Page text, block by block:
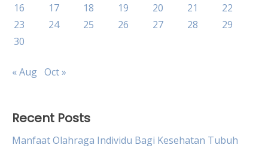
16
17 18 19 20 21
22
23
24 25 26 27 28
29
30
« Aug Oct »
Recent Posts
Manfaat Olahraga Individu Bagi Kesehatan Tubuh